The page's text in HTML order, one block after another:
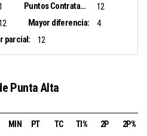
Puntos Contrataque:
12
Mayor diferencia:
4
parcial:
12
Punta Alta
MIN PT TC TI% 2P 2P%